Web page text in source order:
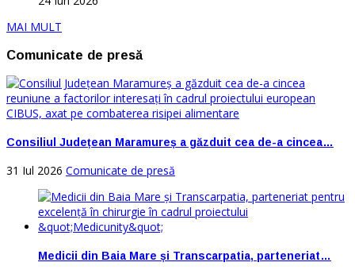
MAI MULT
Comunicate de presă
Consiliul Județean Maramureș a găzduit cea de-a cincea…
31 Iul 2026 Comunicate de presă
Medicii din Baia Mare și Transcarpatia, parteneriat…